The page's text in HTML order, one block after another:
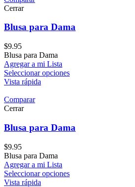
Cerrar
Blusa para Dama
$9.95
Blusa para Dama
Agregar a mi Lista
Seleccionar opciones
Vista rápida
Comparar
Cerrar
Blusa para Dama
$9.95
Blusa para Dama
Agregar a mi Lista
Seleccionar opciones
Vista rápida